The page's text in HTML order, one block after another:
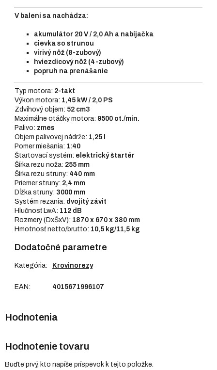
V balení sa nachádza:
akumulátor 20 V / 2,0 Ah a nabíjačka
cievka so strunou
vírivý nôž (8-zubový)
hviezdicový nôž (4-zubový)
popruh na prenášanie
Typ motora: 2-takt
Výkon motora: 1,45 kW / 2,0 PS
Zdvihový objem: 52 cm3
Maximálne otáčky motora: 9500 ot./min.
Palivo: zmes
Objem palivovej nádrže: 1,25 l
Pomer miešania: 1:40
Štartovací systém: elektrický štartér
Šírka rezu noža: 255 mm
Šírka rezu struny: 440 mm
Priemer struny: 2,4 mm
Dĺžka struny: 3000 mm
Systém rezania: dvojitý závit
Hlučnosť LwA: 112 dB
Rozmery (DxŠxV): 1870 x 670 x 380 mm
Hmotnosť netto/brutto: 10,5 kg/11,5 kg
Dodatočné parametre
Kategória: Krovinorezy
EAN : 4015671996107
Hodnotenie tovaru
Buďte prvý, kto napíše príspevok k tejto položke.